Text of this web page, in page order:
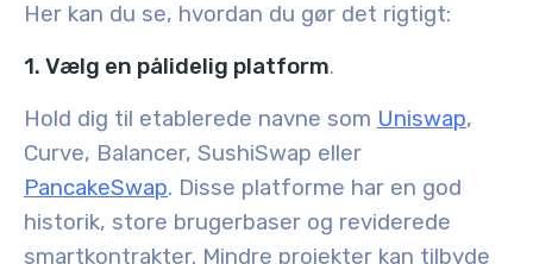
Her kan du se, hvordan du gør det rigtigt:
1. Vælg en pålidelig platform.
Hold dig til etablerede navne som Uniswap,
Curve, Balancer, SushiSwap eller
PancakeSwap. Disse platforme har en god
historik, store brugerbaser og reviderede
smartkontrakter. Mindre projekter kan tilbyde